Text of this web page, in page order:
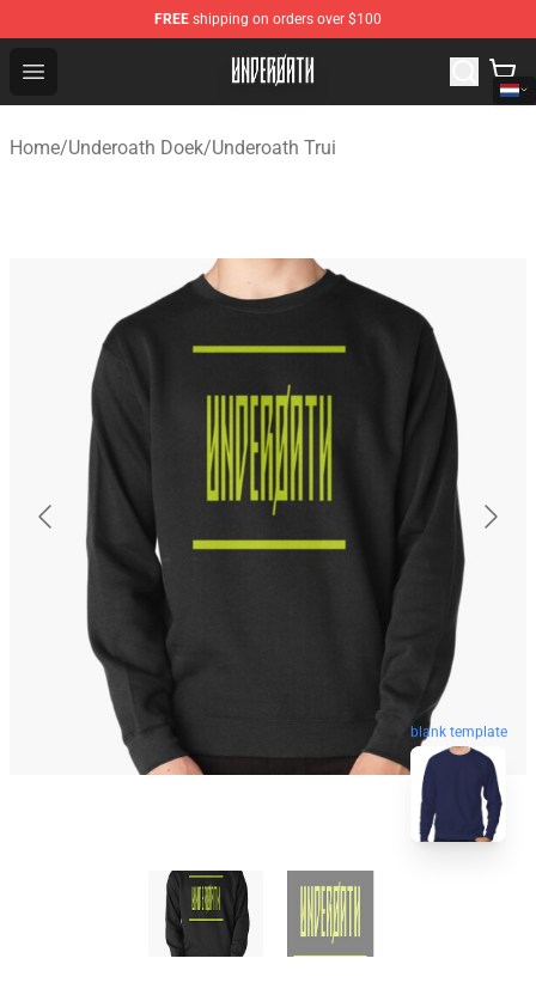
FREE shipping on orders over $100
Open menu
Underoath Store - Official Underoath Merchandise Shop
Home/Underoath Doek/Underoath Trui
blank template